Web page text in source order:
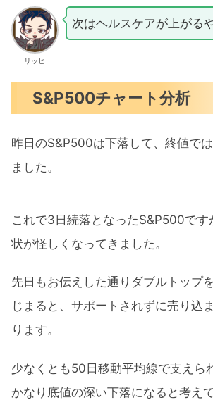
リッヒ
次はヘルスケアが上がる
S&P500チャート分析
昨日のS&P500は下落して、終値で
ました。
これで3日続落となったS&P500です
状が怪しくなってきました。
先日もお伝えした通りダブルトップ
じまると、サポートされずに売り込
ります。
少なくとも50日移動平均線で支えら
かなり底値の深い下落になると考えて